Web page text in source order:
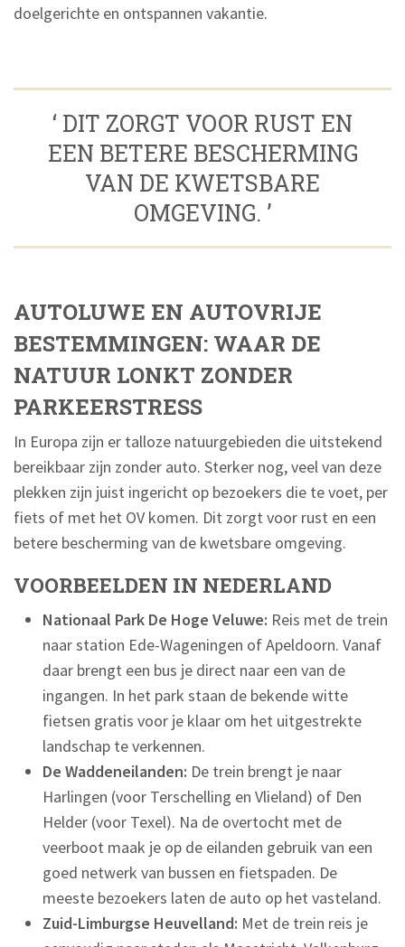
doelgerichte en ontspannen vakantie.
‘ DIT ZORGT VOOR RUST EN
EEN BETERE BESCHERMING
VAN DE KWETSBARE
OMGEVING. ’
AUTOLUWE EN AUTOVRIJE
BESTEMMINGEN: WAAR DE
NATUUR LONKT ZONDER
PARKEERSTRESS
In Europa zijn er talloze natuurgebieden die uitstekend
bereikbaar zijn zonder auto. Sterker nog, veel van deze
plekken zijn juist ingericht op bezoekers die te voet, per
fiets of met het OV komen. Dit zorgt voor rust en een
betere bescherming van de kwetsbare omgeving.
VOORBEELDEN IN NEDERLAND
Nationaal Park De Hoge Veluwe: Reis met de trein
naar station Ede-Wageningen of Apeldoorn. Vanaf
daar brengt een bus je direct naar een van de
ingangen. In het park staan de bekende witte
fietsen gratis voor je klaar om het uitgestrekte
landschap te verkennen.
De Waddeneilanden: De trein brengt je naar
Harlingen (voor Terschelling en Vlieland) of Den
Helder (voor Texel). Na de overtocht met de
veerboot maak je op de eilanden gebruik van een
goed netwerk van bussen en fietspaden. De
meeste bezoekers laten de auto op het vasteland.
Zuid-Limburgse Heuvelland: Met de trein reis je